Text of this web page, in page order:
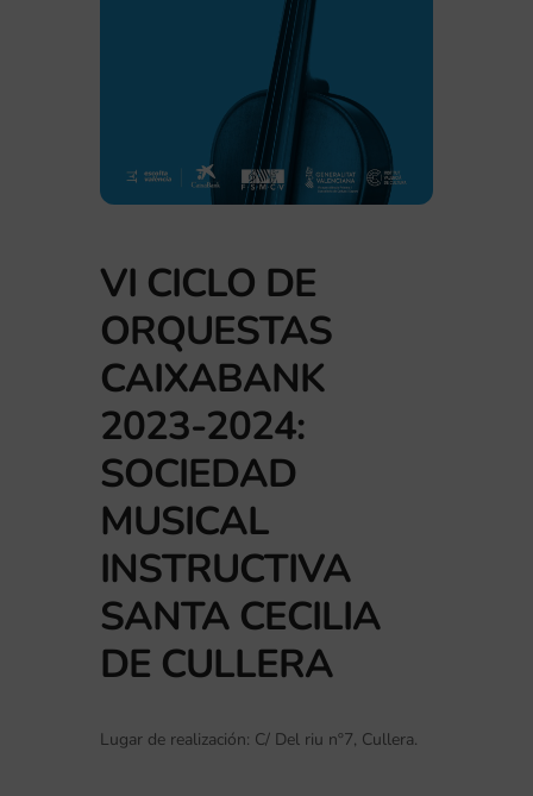
VI CICLO DE
ORQUESTAS
CAIXABANK
2023-2024:
SOCIEDAD
MUSICAL
INSTRUCTIVA
SANTA CECILIA
DE CULLERA
Lugar de realización: C/ Del riu nº7, Cullera.